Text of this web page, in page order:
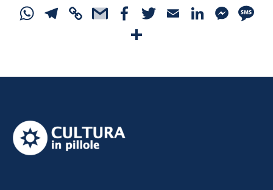
WhatsApp
Telegram
CopyGmailFacebook
Twitter
Email